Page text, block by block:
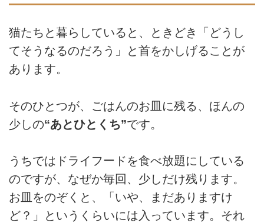
猫たちと暮らしていると、ときどき「どうし
てそうなるのだろう」と首をかしげることが
あります。
そのひとつが、ごはんのお皿に残る、ほんの
少しの“あとひとくち”です。
うちではドライフードを食べ放題にしている
のですが、なぜか毎回、少しだけ残ります。
お皿をのぞくと、「いや、まだありますけ
ど？」というくらいには入っています。それ